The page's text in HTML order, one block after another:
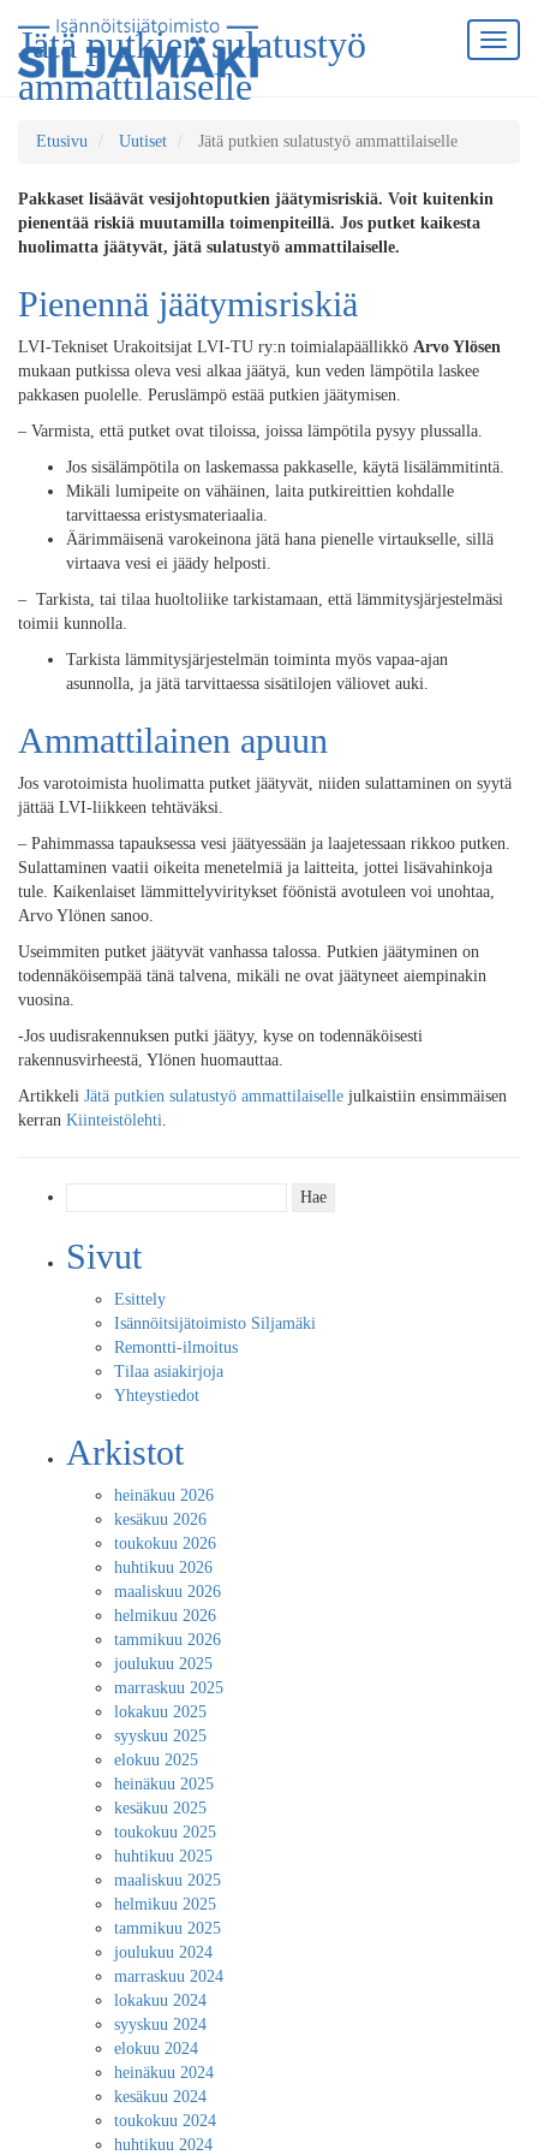
Jätä putkien sulatustyö
ammattilaiselle
Etusivu Uutiset Jätä putkien sulatustyö ammattilaiselle
Pakkaset lisäävät vesijohtoputkien jäätymisriskiä. Voit kuitenkin
pienentää riskiä muutamilla toimenpiteillä. Jos putket kaikesta
huolimatta jäätyvät, jätä sulatustyö ammattilaiselle.
Pienennä jäätymisriskiä
LVI-Tekniset Urakoitsijat LVI-TU ry:n toimialapäällikkö Arvo Ylösen
mukaan putkissa oleva vesi alkaa jäätyä, kun veden lämpötila laskee
pakkasen puolelle. Peruslämpö estää putkien jäätymisen.
– Varmista, että putket ovat tiloissa, joissa lämpötila pysyy plussalla.
Jos sisälämpötila on laskemassa pakkaselle, käytä lisälämmitintä.
Mikäli lumipeite on vähäinen, laita putkireittien kohdalle
tarvittaessa eristysmateriaalia.
Äärimmäisenä varokeinona jätä hana pienelle virtaukselle, sillä
virtaava vesi ei jäädy helposti.
– Tarkista, tai tilaa huoltoliike tarkistamaan, että lämmitysjärjestelmäsi
toimii kunnolla.
Tarkista lämmitysjärjestelmän toiminta myös vapaa-ajan
asunnolla, ja jätä tarvittaessa sisätilojen väliovet auki.
Ammattilainen apuun
Jos varotoimista huolimatta putket jäätyvät, niiden sulattaminen on syytä
jättää LVI-liikkeen tehtäväksi.
– Pahimmassa tapauksessa vesi jäätyessään ja laajetessaan rikkoo putken.
Sulattaminen vaatii oikeita menetelmiä ja laitteita, jottei lisävahinkoja
tule. Kaikenlaiset lämmittelyviritykset föönistä avotuleen voi unohtaa,
Arvo Ylönen sanoo.
Useimmiten putket jäätyvät vanhassa talossa. Putkien jäätyminen on
todennäköisempää tänä talvena, mikäli ne ovat jäätyneet aiempinakin
vuosina.
-Jos uudisrakennuksen putki jäätyy, kyse on todennäköisesti
rakennusvirheestä, Ylönen huomauttaa.
Artikkeli Jätä putkien sulatustyö ammattilaiselle julkaistiin ensimmäisen
kerran Kiinteistölehti.
Sivut
Esittely
Isännöitsijätoimisto Siljamäki
Remontti-ilmoitus
Tilaa asiakirjoja
Yhteystiedot
Arkistot
heinäkuu 2026
kesäkuu 2026
toukokuu 2026
huhtikuu 2026
maaliskuu 2026
helmikuu 2026
tammikuu 2026
joulukuu 2025
marraskuu 2025
lokakuu 2025
syyskuu 2025
elokuu 2025
heinäkuu 2025
kesäkuu 2025
toukokuu 2025
huhtikuu 2025
maaliskuu 2025
helmikuu 2025
tammikuu 2025
joulukuu 2024
marraskuu 2024
lokakuu 2024
syyskuu 2024
elokuu 2024
heinäkuu 2024
kesäkuu 2024
toukokuu 2024
huhtikuu 2024